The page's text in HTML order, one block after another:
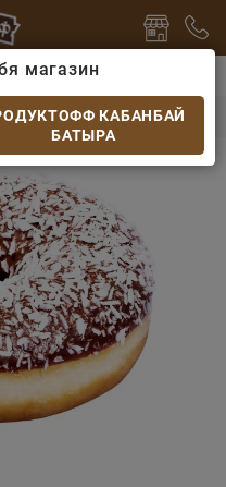
магазин
КАБАНБАЙ
БАТЫРА